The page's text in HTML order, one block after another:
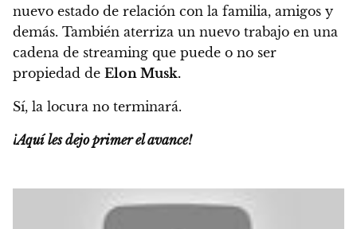
nuevo estado de relación con la familia, amigos y
demás. También aterriza un nuevo trabajo en una
cadena de streaming que puede o no ser
propiedad de Elon Musk.
Sí, la locura no terminará.
¡Aquí les dejo primer el avance!